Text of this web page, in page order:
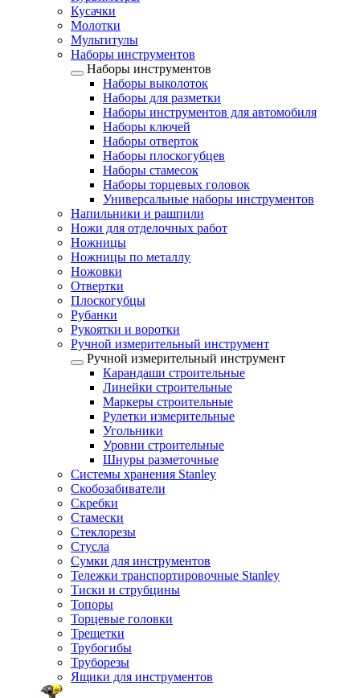
Кусачки
Молотки
Мультитулы
Наборы инструментов
Наборы инструментов
Наборы выколоток
Наборы для разметки
Наборы инструментов для автомобиля
Наборы ключей
Наборы отверток
Наборы плоскогубцев
Наборы стамесок
Наборы торцевых головок
Универсальные наборы инструментов
Напильники и рашпили
Ножи для отделочных работ
Ножницы
Ножницы по металлу
Ножовки
Отвертки
Плоскогубцы
Рубанки
Рукоятки и воротки
Ручной измерительный инструмент
Ручной измерительный инструмент
Карандаши строительные
Линейки строительные
Маркеры строительные
Рулетки измерительные
Угольники
Уровни строительные
Шнуры разметочные
Системы хранения Stanley
Скобозабиватели
Скребки
Стамески
Стеклорезы
Стусла
Сумки для инструментов
Тележки транспортировочные Stanley
Тиски и струбцины
Топоры
Торцевые головки
Трещетки
Трубогибы
Труборезы
Ящики для инструментов